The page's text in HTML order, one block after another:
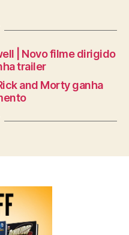
| Novo filme dirigido
trailer
and Morty ganha